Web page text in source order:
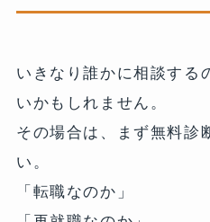
いきなり誰かに相談する
いかもしれません。
その場合は、まず無料診
い。
「転職なのか」